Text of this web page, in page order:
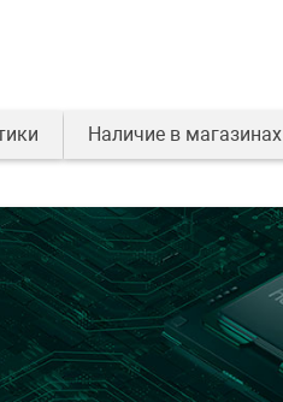
Наличие в магазинах